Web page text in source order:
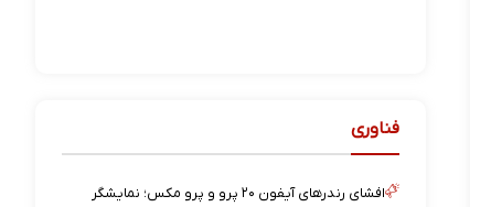
فناوری
افشای رندرهای آیفون ۲۰ پرو و پرو مکس؛ نمایشگر